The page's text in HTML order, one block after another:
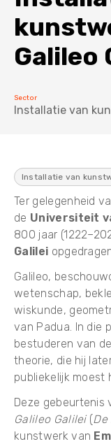
Mini
De
van een
10T
20T
Galileo
Sector
Installatie van
Installatie van
Ter gelegenheid
de Universiteit
800 jaar
Galilei
Galileo,
wetenschap,
wiskunde,
van Padua. In die
bestuderen van
theorie, die hij
publiekelijk moest
Deze gebeurtenis
Galileo Galilei(De
kunstwerk van